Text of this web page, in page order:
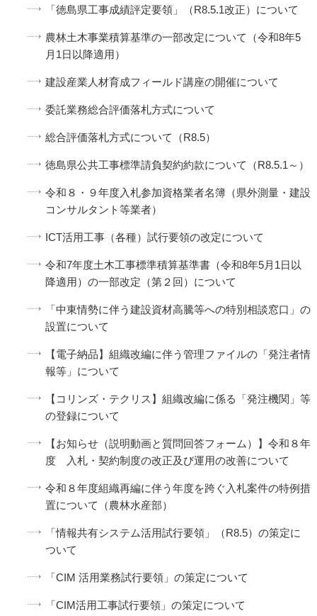
「徳島県工事成績評定要領」（R8.5.1改正）について
農林土木事業積算基準の一部改定について（令和8年5
月1日以降適用）
建設産業人材育成フィールド講座の開催について
委託業務総合評価落札方式について
総合評価落札方式について（R8.5）
徳島県公共工事標準請負契約約款について（R8.5.1～）
令和８・９年度入札参加資格業者名簿（県外測量・建設
コンサルタント等業者）
ICT活用工事（各種）試行要領の改定について
令和7年度土木工事標準積算基準書（令和8年5月1日以
降適用）の一部改定（第２回）について
「中東情勢に伴う建設資材高騰等への特別相談窓口」の
設置について
【電子納品】組織改編に伴う管理ファイルの「発注者情
報等」について
【コリンズ・テクリス】組織改編に係る「発注機関」等
の登録について
【お知らせ（説明動画と質問回答フォーム）】令和８年
度 入札・契約制度の改正及び運用の改善について
令和８年度組織再編に伴う年度を跨ぐ入札案件の特例措
置について（農林水産部）
「情報共有システム活用試行要領」（R8.5）の策定に
ついて
「CIM 活用業務試行要領」の策定について
「CIM活用工事試行要領」の策定について